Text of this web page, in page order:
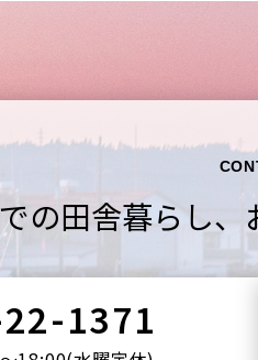
の田舎暮らし、
1371